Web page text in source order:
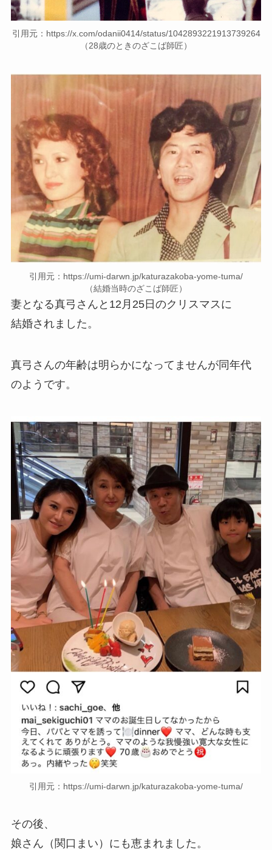
引用元：https://x.com/odanii0414/status/1042893221913739264
（28歳のときのざこば師匠）
引用元：https://umi-darwn.jp/katurazakoba-yome-tuma/
（結婚当時のざこば師匠）
妻となる真弓さんと12月25日のクリスマスに
結婚されました。
真弓さんの年齢は明らかになってませんが同年代
のようです。
引用元：https://umi-darwn.jp/katurazakoba-yome-tuma/
その後、
娘さん（関口まい）にも恵まれました。